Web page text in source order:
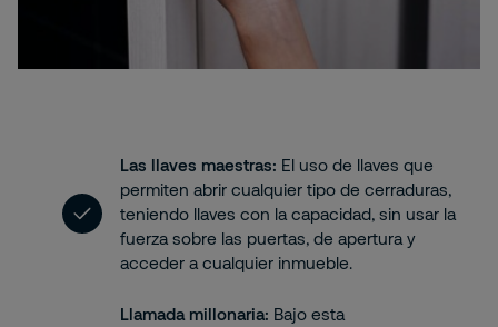
Las llaves maestras: El uso de llaves que
permiten abrir cualquier tipo de cerraduras,
teniendo llaves con la capacidad, sin usar la
fuerza sobre las puertas, de apertura y
acceder a cualquier inmueble.
Llamada millonaria: Bajo esta